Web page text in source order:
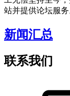
站并提供论坛服务
新闻汇总
联系我们